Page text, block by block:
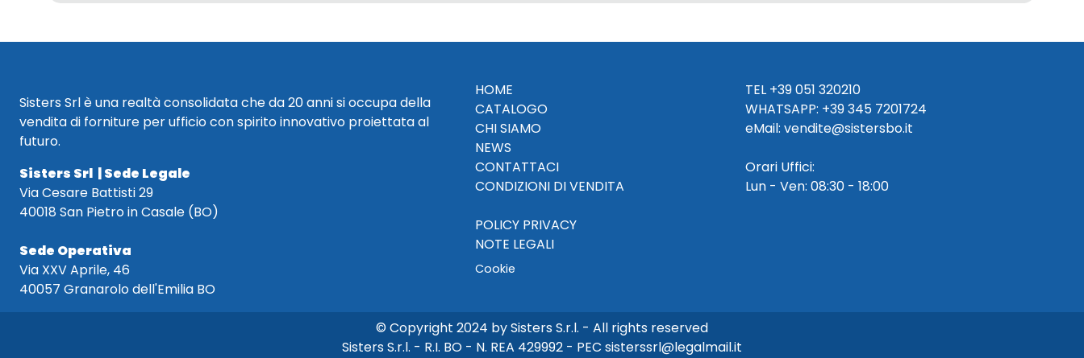
Sisters Srl è una realtà consolidata che da 20 anni si occupa della
vendita di forniture per ufficio con spirito innovativo proiettata al
futuro.
Sisters Srl | Sede Legale
Via Cesare Battisti 29
40018 San Pietro in Casale (BO)
Sede Operativa
Via XXV Aprile, 46
40057 Granarolo dell'Emilia BO
HOME
CATALOGO
CHI SIAMO
NEWS
CONTATTACI
CONDIZIONI DI VENDITA
POLICY PRIVACY
NOTE LEGALI
Cookie
TEL +39 051 320210
WHATSAPP: +39345 7201724
eMail: vendite@sistersbo.it
Orari Uffici:
Lun - Ven: 08:30 - 18:00
© Copyright 2024 by Sisters S.r.l. - All rights reserved
Sisters S.r.l. - R.I. BO - N. REA 429992 - PEC sisterssrl@legalmail.it